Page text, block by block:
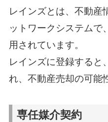
レインズとは、不動産
ットワークシステムで
用されています。
レインズに登録すると
れ、不動産売却の可能
専任媒介契約